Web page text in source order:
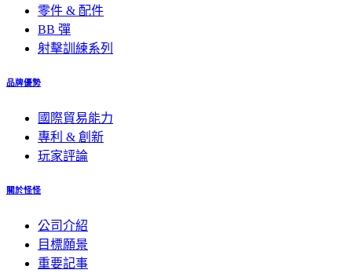
零件 & 配件
BB 彈
射擊訓練系列
品牌優勢
國際貿易能力
專利 & 創新
玩家評論
關於怪怪
公司介紹
目標願景
重要記事